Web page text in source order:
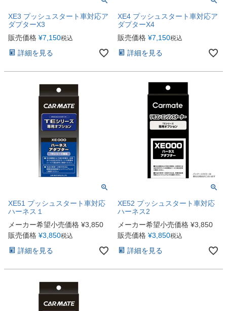
XE3 プッシュスタート車対応ア
ダプターX3
販売価格 ¥7,150税込
詳細を見る
XE4 プッシュスタート車対応ア
ダプターX4
販売価格 ¥7,150税込
詳細を見る
XE51 プッシュスタート車対応
ハーネス１
メーカー希望小売価格 ¥3,850
販売価格 ¥3,850税込
詳細を見る
XE52 プッシュスタート車対応
ハーネス2
メーカー希望小売価格 ¥3,850
販売価格 ¥3,850税込
詳細を見る